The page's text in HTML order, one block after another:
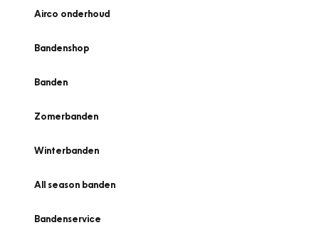
Airco onderhoud
Bandenshop
Banden
Zomerbanden
Winterbanden
All season banden
Bandenservice